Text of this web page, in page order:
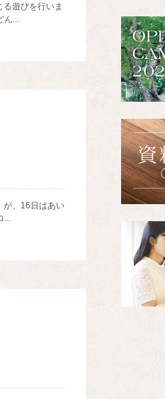
遊びを行いま
ん...
が、16日はあい
...